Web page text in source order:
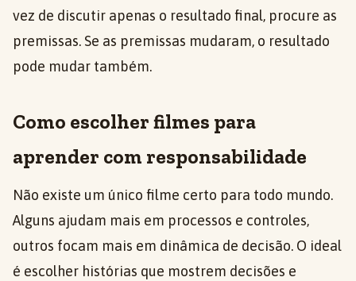
vez de discutir apenas o resultado final, procure as
premissas. Se as premissas mudaram, o resultado
pode mudar também.
Como escolher filmes para
aprender com responsabilidade
Não existe um único filme certo para todo mundo.
Alguns ajudam mais em processos e controles,
outros focam mais em dinâmica de decisão. O ideal
é escolher histórias que mostrem decisões e